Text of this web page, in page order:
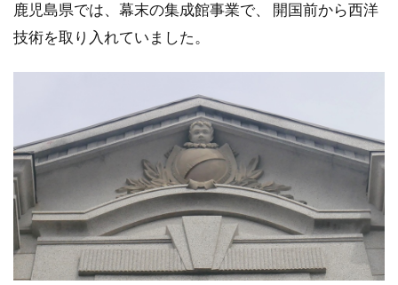
鹿児島県では、幕末の集成館事業で、 開国前から西洋
技術を取り入れていました。